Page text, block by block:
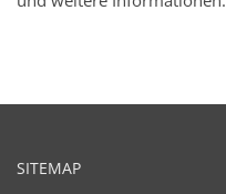
SITEMAP